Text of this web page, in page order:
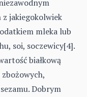
z jakiegokolwiek
mleka lub
soi, soczewicy[4].
białkową
Dobrym